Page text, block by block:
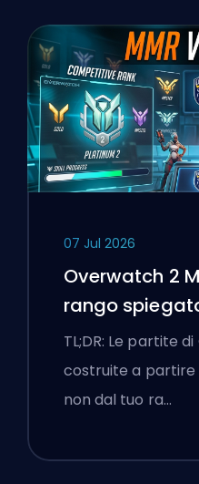
07 Jul 2026
Overwatch 2
rango
TL;DR: Le partite
costruite a partire
non dal tuo ra…